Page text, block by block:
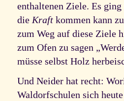
enthaltenen Ziele. Es
dieKraftkommen kann
zum Weg auf diese Ziele
zum Ofen zu sagen
müsse selbst Holz
Und Neider hat recht:
Waldorfschulen sich